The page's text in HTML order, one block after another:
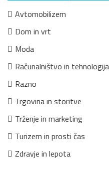
Avtomobilizem
Dom in vrt
Moda
Računalništvo in tehnologija
Razno
Trgovina in storitve
Trženje in marketing
Turizem in prosti čas
Zdravje in lepota